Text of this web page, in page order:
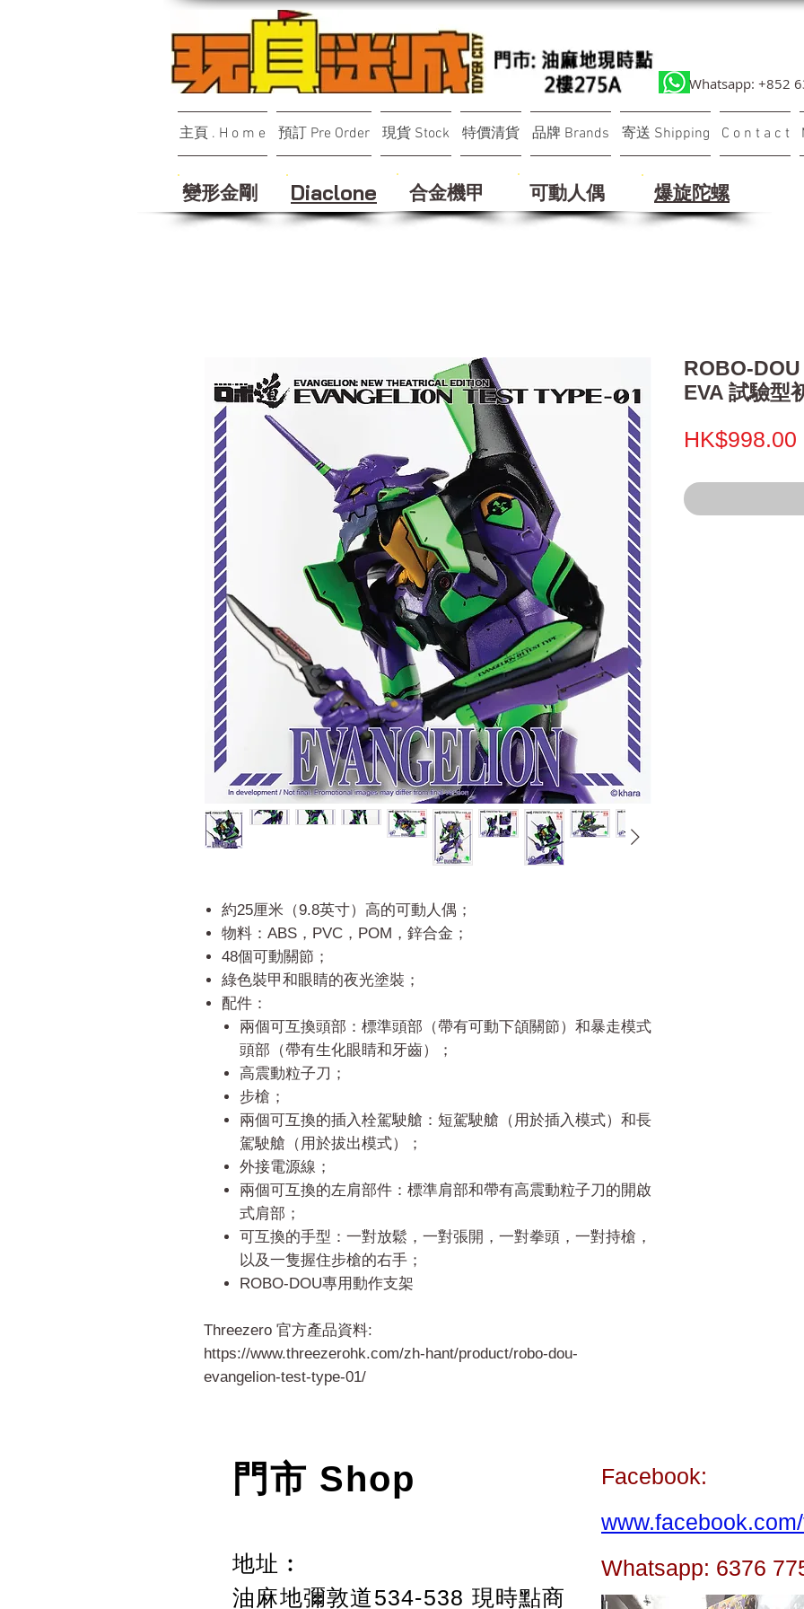
Whatsapp: +852
主頁 . H o m e 預訂 Pre Order 現貨 Stock 特價清貨 品牌 Brands 寄送 Shipping C o n t a c t
變形金剛 Diaclone 合金機甲 可動人偶 ​爆旋陀螺
約25厘米（9.8英寸）高的可動人偶；
物料：ABS，PVC，POM，鋅合金；
48個可動關節；
綠色裝甲和眼睛的夜光塗裝；
配件：
兩個可互換頭部：標準頭部（帶有可動下頜關節）和暴走模式
頭部（帶有生化眼睛和牙齒）；
高震動粒子刀；
步槍；
兩個可互換的插入栓駕駛艙：短駕駛艙（用於插入模式）和長
駕駛艙（用於拔出模式）；
外接電源線；
兩個可互換的左肩部件：標準肩部和帶有高震動粒子刀的開啟
式肩部；
可互換的手型：一對放鬆，一對張開，一對拳頭，一對持槍，
以及一隻握住步槍的右手；
ROBO-DOU專用動作支架
Threezero 官方產品資料:
https://www.threezerohk.com/zh-hant/product/robo-dou-
evangelion-test-type-01/
ROBO-DOU
EVA 試驗型
HK$998.00
門市 Shop
地址︰
油麻地彌敦道534-538 現時點商
Facebook:
Whatsapp: 6376